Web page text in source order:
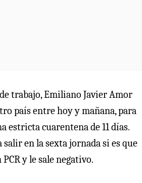
trabajo, Emiliano Javier Amor
país entre hoy y mañana, para
estricta cuarentena de 11 días.
salir en la sexta jornada si es que
y le sale negativo.